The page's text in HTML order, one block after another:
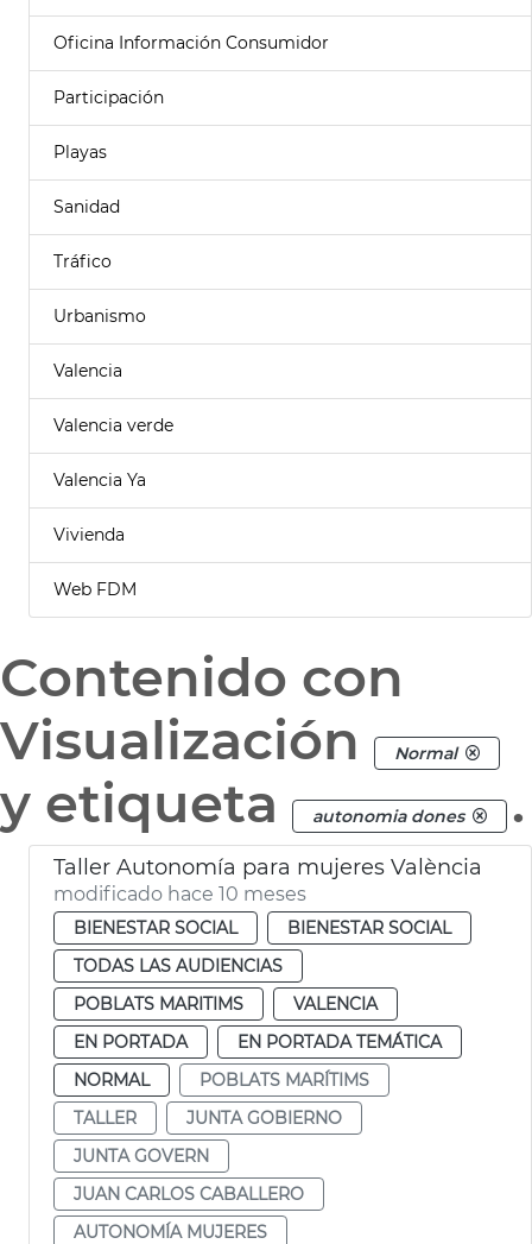
Oficina Información Consumidor
Participación
Playas
Sanidad
Tráfico
Urbanismo
Valencia
Valencia verde
Valencia Ya
Vivienda
Web FDM
Contenido con
Visualización
Normal
y etiqueta autonomia dones .
Taller Autonomía para mujeres València
modificado hace 10 meses
BIENESTAR SOCIAL
BIENESTAR SOCIAL
TODAS LAS AUDIENCIAS
POBLATS MARITIMS
VALENCIA
EN PORTADA
EN PORTADA TEMÁTICA
NORMAL
POBLATS MARÍTIMS
TALLER
JUNTA GOBIERNO
JUNTA GOVERN
JUAN CARLOS CABALLERO
AUTONOMÍA MUJERES